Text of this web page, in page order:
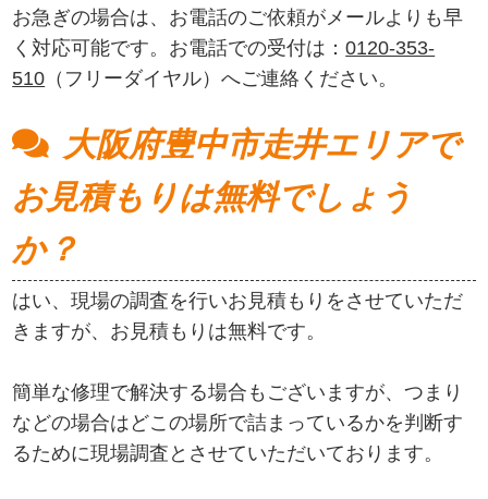
お急ぎの場合は、お電話のご依頼がメールよりも早
く対応可能です。お電話での受付は：0120-353-
510 （フリーダイヤル）へご連絡ください。
大阪府豊中市走井エリアで
お見積もりは無料でしょう
か？
はい、現場の調査を行いお見積もりをさせていただ
きますが、お見積もりは無料です。
簡単な修理で解決する場合もございますが、つまり
などの場合はどこの場所で詰まっているかを判断す
るために現場調査とさせていただいております。